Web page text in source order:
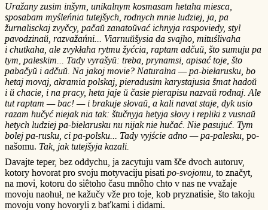
Uražany zusim inšym, unikalnym kosmasam hetaha miesca,
sposabam myśleńnia tutejšych, rodnych mnie ludziej, ja, pa
žurnalisckaj zvyčcy, pačaŭ zanatoŭvać ichnyja raspoviedy, styl
pavodzinaŭ, razvažańni... Viarnuŭšysia da svajho, mituślivaha
i chutkaha, ale zvykłaha rytmu žyćcia, raptam adčuŭ, što sumuju pa
tym, paleskim... Tady vyrašyŭ: treba, prynamsi, apisać toje, što
pabačyŭ i adčuŭ. Na jakoj movie? Naturalna — pa-biełarusku, bo
hetaj movaj, akramia polskaj, pieradusim karystajusia šmat hadoŭ
i ŭ chacie, i na pracy, heta jaje ŭ časie pierapisu nazvaŭ rodnaj. Ale
tut raptam — bac! — i brakuje słovaŭ, a kali navat staje, dyk usio
razam hučyć niejak nia tak: štučnyja hetyja słovy i repliki z vusnaŭ
hetych ludziej pa-biełarusku nu nijak nie hučać. Nie pasujuć. Tym
bolej pa-rusku, ci pa-polsku... Tady vyjście adno — pa-palesku, po-
našomu. Tak, jak tutejšyja kazali.
Davajte teper, bez oddychu, ja zacytuju vam šče dvoch autoruv,
kotory hovorat pro svoju motyvaciju pisati po-svojomu , to značyt,
na movi, kotoru do siêtoho času mnôho chto v nas ne vvažaje
movoju naohuł, ne kažučy vže pro toje, kob pryznatisie, što takoju
movoju vony hovoryli z baťkami i didami.